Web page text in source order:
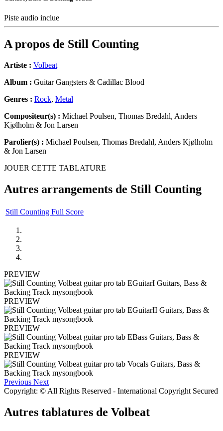
Piste audio inclue
A propos de Still Counting
Artiste : Volbeat
Album : Guitar Gangsters & Cadillac Blood
Genres : Rock, Metal
Compositeur(s) : Michael Poulsen, Thomas Bredahl, Anders
Kjølholm & Jon Larsen
Parolier(s) : Michael Poulsen, Thomas Bredahl, Anders Kjølholm
& Jon Larsen
JOUER CETTE TABLATURE
Autres arrangements de Still Counting
Still Counting Full Score
PREVIEW
PREVIEW
PREVIEW
PREVIEW
Previous Next
Copyright: © All Rights Reserved - International Copyright Secured
Autres tablatures de Volbeat